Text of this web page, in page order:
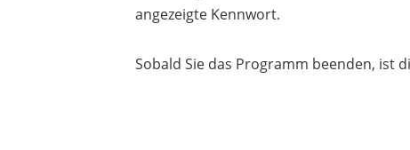
angezeigte Kennwort.
Sobald Sie das Programm beenden, ist